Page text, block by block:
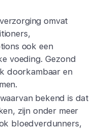
omvat
ook een
voeding. Gezond
doorkambaar en
bekend is dat
zijn onder meer
bloedverdunners,